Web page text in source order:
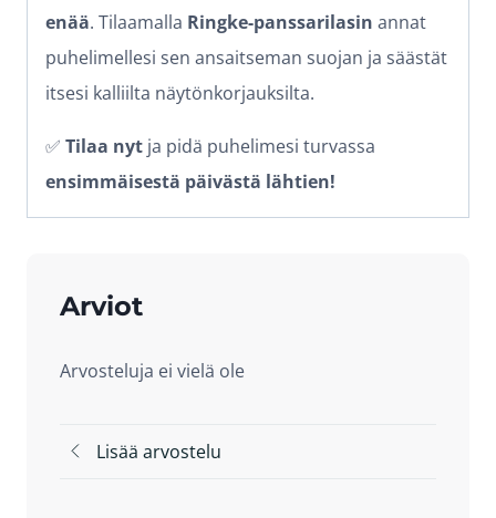
enää. Tilaamalla Ringke-panssarilasin annat
puhelimellesi sen ansaitseman suojan ja säästät
itsesi kalliilta näytönkorjauksilta.
✅ Tilaa nyt ja pidä puhelimesi turvassa
ensimmäisestä päivästä lähtien!
Arviot
Arvosteluja ei vielä ole
Lisää arvostelu